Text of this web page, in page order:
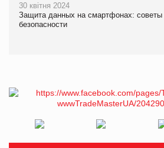
30 квітня 2024
Защита данных на смартфонах:
безопасности